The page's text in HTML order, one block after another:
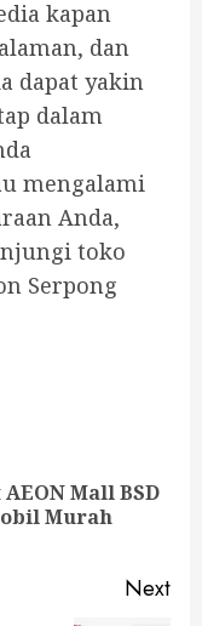
kapan
dan
dapat yakin
dalam
mengalami
Anda,
toko
Serpong
Mall BSD
Murah
Next